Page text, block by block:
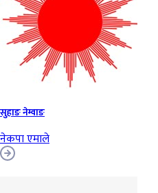
सुहाङ नेम्वाङ
नेकपा एमाले